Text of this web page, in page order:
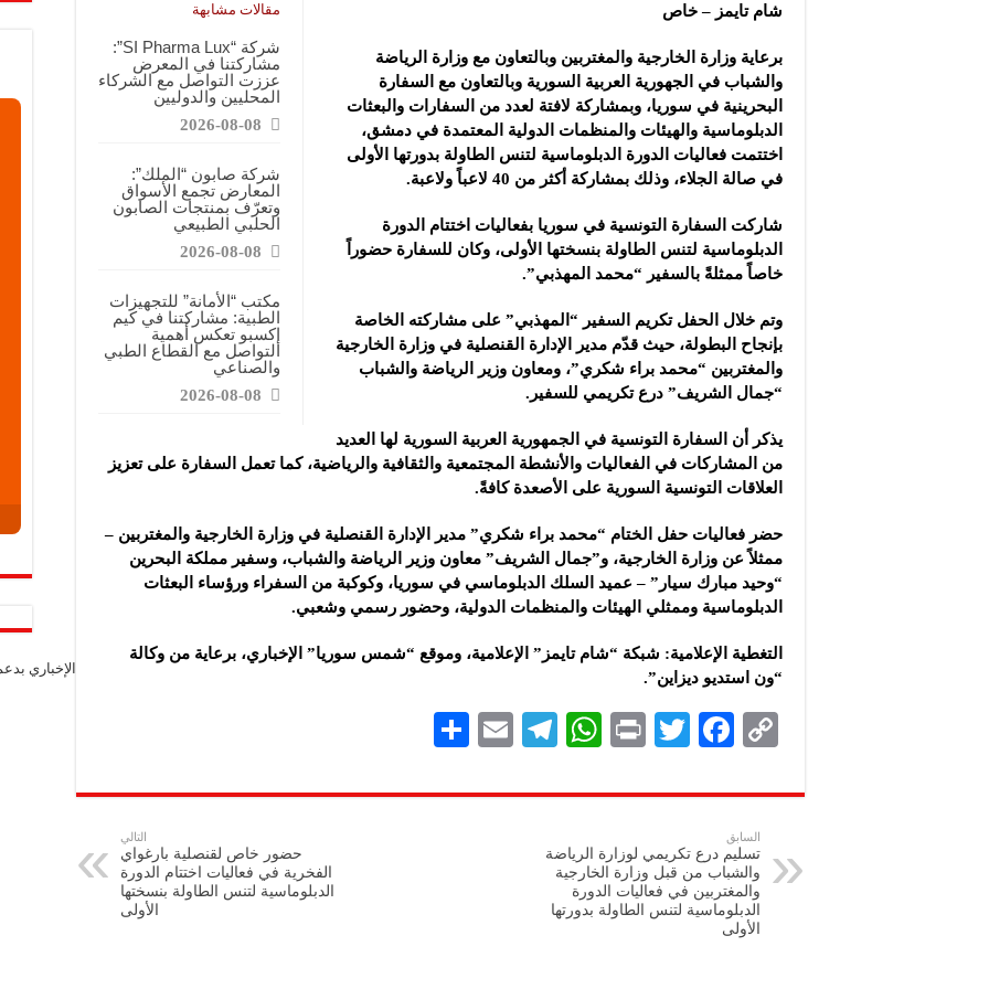
مشروع “شموع زينة”: المعارض فرصة للتواصل مع الشركات والتعريف بالمشاريع الصغيرة
مجموعة “العملاق” الصناعية: نسعى لتعزيز حضور منتجاتنا في السوق السورية وتقديم منتجات ذات قيمة
شركة “دلجين قلب الحياة”: معرض كيم إكسبو فرصة للتعريف بالمنتجات الطبيعية والوصول إلى شريحة أوسع من
مقالات مشابهة
شركة “SI Pharma Lux”:
مشاركتنا في المعرض
عززت التواصل مع الشركاء
المحليين والدوليين
2026-08-08
شركة صابون “الملك”:
المعارض تجمع الأسواق
وتعرّف بمنتجات الصابون
الحلبي الطبيعي
2026-08-08
مكتب “الأمانة” للتجهيزات
الطبية: مشاركتنا في كيم
إكسبو تعكس أهمية
التواصل مع القطاع الطبي
والصناعي
2026-08-08
شام تايمز – خاص
برعاية وزارة الخارجية والمغتربين وبالتعاون مع وزارة الرياضة
والشباب في الجهورية العربية السورية وبالتعاون مع السفارة
البحرينية في سوريا، وبمشاركة لافتة لعدد من السفارات والبعثات
الدبلوماسية والهيئات والمنظمات الدولية المعتمدة في دمشق،
اختتمت فعاليات الدورة الدبلوماسية لتنس الطاولة بدورتها الأولى
في صالة الجلاء، وذلك بمشاركة أكثر من 40 لاعباً ولاعبة.
شاركت السفارة التونسية في سوريا بفعاليات اختتام الدورة
الدبلوماسية لتنس الطاولة بنسختها الأولى، وكان للسفارة حضوراً
خاصاً ممثلةً بالسفير “محمد المهذبي”.
وتم خلال الحفل تكريم السفير “المهذبي” على مشاركته الخاصة
بإنجاح البطولة، حيث قدّم مدير الإدارة القنصلية في وزارة الخارجية
والمغتربين “محمد براء شكري”، ومعاون وزير الرياضة والشباب
“جمال الشريف” درع تكريمي للسفير.
يذكر أن السفارة التونسية في الجمهورية العربية السورية لها العديد
من المشاركات في الفعاليات والأنشطة المجتمعية والثقافية والرياضية، كما تعمل السفارة على تعزيز
العلاقات التونسية السورية على الأصعدة كافةً.
حضر فعاليات حفل الختام “محمد براء شكري” مدير الإدارة القنصلية في وزارة الخارجية والمغتربين –
ممثلاً عن وزارة الخارجية، و”جمال الشريف” معاون وزير الرياضة والشباب، وسفير مملكة البحرين
“وحيد مبارك سيار” – عميد السلك الدبلوماسي في سوريا، وكوكبة من السفراء ورؤساء البعثات
الدبلوماسية وممثلي الهيئات والمنظمات الدولية، وحضور رسمي وشعبي.
التغطية الإعلامية: شبكة “شام تايمز” الإعلامية، وموقع “شمس سوريا” الإخباري، برعاية من وكالة
“ون استديو ديزاين”.
C
p
y
Li
n
k
F
eb
k
T
tt
P
nt
W
at
A
p
Te
gr
E
ai
ar
السابق
تسليم درع تكريمي لوزارة الرياضة
والشباب من قبل وزارة الخارجية
والمغتربين في فعاليات الدورة
الدبلوماسية لتنس الطاولة بدورتها
الأولى
التالي
حضور خاص لقنصلية بارغواي
الفخرية في فعاليات اختتام الدورة
الدبلوماسية لتنس الطاولة بنسختها
الأولى
الإخباري